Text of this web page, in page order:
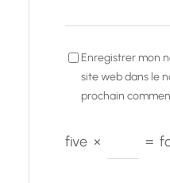
Enregistrer mon
site web dans le
prochain
five × =